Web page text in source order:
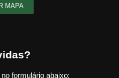
MAPA
formulário abaixo: